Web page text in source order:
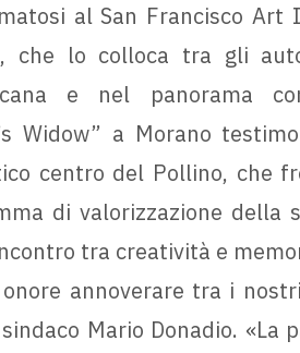
al San Francisco
che lo colloca tra gli
e nel panorama
Widow” a Morano
centro del Pollino, che
di valorizzazione
tra creatività e
annoverare tra i
Mario Donadio. «La